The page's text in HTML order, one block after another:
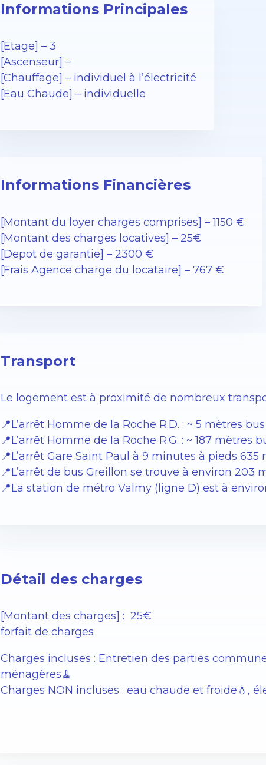
Informations Principales
[Etage] – 3
[Ascenseur] –
[Chauffage] – individuel à l’électricité
[Eau Chaude] – individuelle
Informations Financières
[Montant du loyer charges comprises] – 1150 €
[Montant des charges locatives] – 25€
[Depot de garantie] – 2300 €
[Frais Agence charge du locataire] – 767 €
Transport
Le logement est à proximité de nombreux
📍L’arrêt Homme de la Roche R.D. : ~ 5 mètres bus
📍L’arrêt Homme de la Roche R.G. : ~ 187 mètres
📍L’arrêt Gare Saint Paul à 9 minutes à pieds 635
📍L’arrêt de bus Greillon se trouve à environ 203
📍La station de métro Valmy (ligne D) est à
Détail des charges
[Montant des charges] : 25€
forfait de charges
Charges incluses : Entretien des parties
ménagères🧹
Charges NON incluses : eau chaude et froide💧,